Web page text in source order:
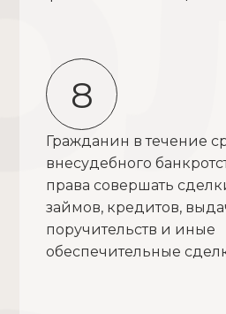
8
Гражданин в течение
внесудебного
права совершать
займов, кредитов,
поручительств и иные
обеспечительные